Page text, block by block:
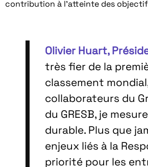
contribution à l’atteinte des
Olivier Huart,
très fier de la
classement
collaborateurs du
du GRESB, je
durable. Plus que
enjeux liés à la
priorité pour les